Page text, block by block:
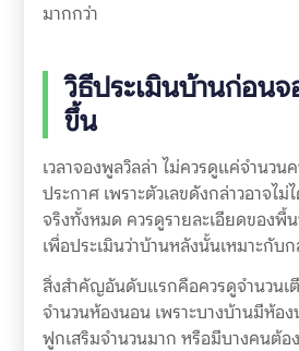
มากกว่า
วิธีประเมินบ้านก่อน
ขึ้น
เวลาจองพูลวิลล่า ไม่ควรดูแค่จำนว
ประกาศ เพราะตัวเลขดังกล่าวอาจไม่
จริงทั้งหมด ควรดูรายละเอียดของพื้
เพื่อประเมินว่าบ้านหลังนั้นเหมาะกับ
สิ่งสำคัญอันดับแรกคือควรดูจำนวนเ
จำนวนห้องนอน เพราะบางบ้านมีห้อ
ฟูกเสริมจำนวนมาก หรือมีบางคนต้